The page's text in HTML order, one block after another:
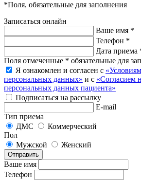
*Поля, обязательные для заполнения
Записаться онлайн
Ваше имя *
Телефон *
Дата приема
Поля отмеченные * обязательные для
Я ознакомлен и согласен с
персональных данных» и с «Согласием
персональных данных пациента»
Подписаться на рассылку
E-mail
Тип приема
ДМС
Коммерческий
Пол
Мужской
Женский
Отправить
Ваше имя
Телефон